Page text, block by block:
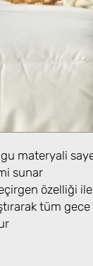
materyali
sunar
özelliği ile
tüm